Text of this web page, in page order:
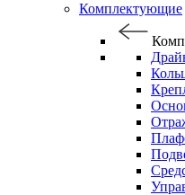
Комплектующие